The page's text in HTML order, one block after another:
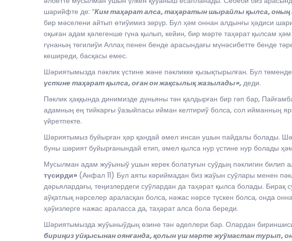
шарийфте де: “Ким таҳәрат алса, таҳәратын шырайлы қылса,
бир мәселени айтып өтиўимиз зәрүр. Бул ҳәм оннан алдынғы ҳәдиси
оқыған адам қәлегенше гүна қылып, кейин, бир мәрте таҳәрат қылсам
гүнаның төгилиўи Аллаҳ пенен бенде арасындағы мүнәсибетте бенде
кеширеди, басқасы емес.
Шәриятымызда пәклик үстине және пәкликке қызықтырылған. Бул
үстине таҳәрат қылса, оған он жақсылық жазылады», деди.
Пәклик ҳаққында динимизде дүньяны тән қалдырған бир гәп бар,
адамның ең тийкарғы ўазыйпасы ийман келтириў болса, сол ийманның
үйретпекте.
Шәриятымыз буйырған ҳәр қандай әмел инсан ушын пайдалы болады.
буны шәрият буйырғанындай етип, әмел қылса нур үстине нур болады
Мусылман адам жуўыныў ушын керек болатуғын суўдың пәклигин билип
түсирди» (Анфал 11) Бул аяты кәриймадан биз жаўын суўлары менен
дәрьялардағы, теңизлердеги суўлардан да таҳәрат қылса болады.
аўқатлық нәрселер араласқан болса, нәжас нәрсе түскен болса, онда
ҳәўизлерге нажас араласса да, таҳәрат алса бола береди.
Шәриятымызда жуўыныўдың өзине тән әдеплери бар. Олардан
бириңиз уйқысынан оянғанда, қолын үш мәрте жуўмастан турып,